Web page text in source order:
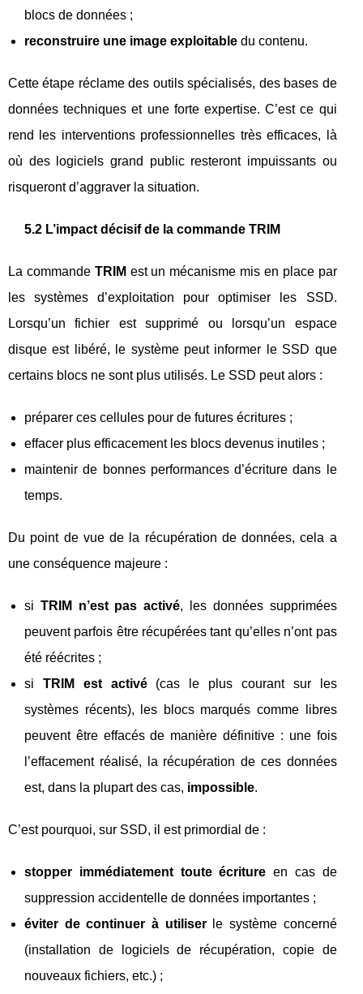
blocs de données ;
reconstruire une image exploitable du contenu.
Cette étape réclame des outils spécialisés, des bases de
données techniques et une forte expertise. C’est ce qui
rend les interventions professionnelles très efficaces, là
où des logiciels grand public resteront impuissants ou
risqueront d’aggraver la situation.
5.2 L’impact décisif de la commande TRIM
La commande TRIM est un mécanisme mis en place par
les systèmes d’exploitation pour optimiser les SSD.
Lorsqu’un fichier est supprimé ou lorsqu’un espace
disque est libéré, le système peut informer le SSD que
certains blocs ne sont plus utilisés. Le SSD peut alors :
préparer ces cellules pour de futures écritures ;
effacer plus efficacement les blocs devenus inutiles ;
maintenir de bonnes performances d’écriture dans le
temps.
Du point de vue de la récupération de données, cela a
une conséquence majeure :
si TRIM n’est pas activé, les données supprimées
peuvent parfois être récupérées tant qu’elles n’ont pas
été réécrites ;
si TRIM est activé(cas le plus courant sur les
systèmes récents), les blocs marqués comme libres
peuvent être effacés de manière définitive : une fois
l’effacement réalisé, la récupération de ces données
est, dans la plupart des cas, impossible.
C’est pourquoi, sur SSD, il est primordial de :
stopper immédiatement toute écriture en cas de
suppression accidentelle de données importantes ;
éviter de continuer à utiliserle système concerné
(installation de logiciels de récupération, copie de
nouveaux fichiers, etc.) ;